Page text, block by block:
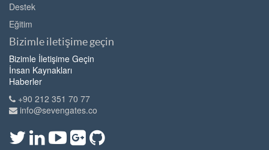
Destek
Eğitim
Bizimle iletişime geçin
Bizimle İletişime Geçin
İnsan Kaynakları
Haberler
+90 212 351 70 77
info@sevengates.co